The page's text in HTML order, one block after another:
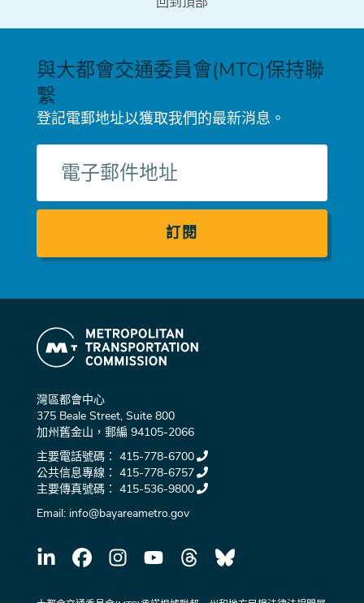
與大都會交通委員會(MTC)保持聯
繫
登記電郵地址以獲取我們的最新消息。
郵
件
灣區都會中心
375 Beale Street, Suite 800
加州舊金山，郵編 94105-2066
主要電話號碼： 415-778-6700
公共信息專線： 415-778-6757
主要傳真號碼： 415-536-9800
Email: info@bayareametro.gov